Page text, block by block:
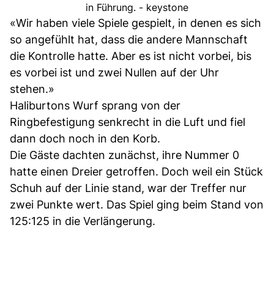
in Führung. - keystone
«Wir haben viele Spiele gespielt, in denen es sich
so angefühlt hat, dass die andere Mannschaft
die Kontrolle hatte. Aber es ist nicht vorbei, bis
es vorbei ist und zwei Nullen auf der Uhr
stehen.»
Haliburtons Wurf sprang von der
Ringbefestigung senkrecht in die Luft und fiel
dann doch noch in den Korb.
Die Gäste dachten zunächst, ihre Nummer 0
hatte einen Dreier getroffen. Doch weil ein Stück
Schuh auf der Linie stand, war der Treffer nur
zwei Punkte wert. Das Spiel ging beim Stand von
125:125 in die Verlängerung.